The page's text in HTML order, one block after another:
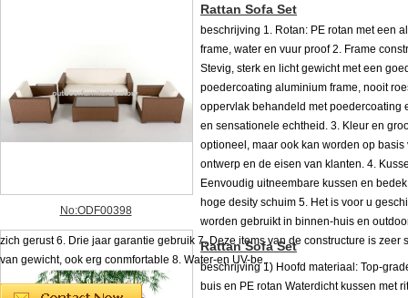
No:ODF00398
Rattan Sofa Set
beschrijving 1. Rotan: PE rotan met een
frame, water en vuur proof 2. Frame
Stevig, sterk en licht gewicht met een
poedercoating aluminium frame, nooit
oppervlak behandeld met poedercoating
en sensationele echtheid. 3. Kleur en
optioneel, maar ook kan worden op basis
ontwerp en de eisen van klanten. 4.
Eenvoudig uitneembare kussen en
hoge desity schuim 5. Het is voor u
worden gebruikt in binnen-huis en
zich gerust 6. Drie jaar garantie gebruik 7. Deze items van de constructure is zeer
van gewicht, ook erg conmfortable 8. Water-en UV-be...
Rattan Sofa Set
beschrijving 1) Hoofd materiaal: Top-
buis en PE rotan Waterdicht kussen met